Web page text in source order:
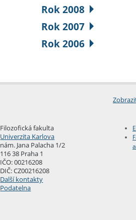
Rok 2008
Rok 2007
Rok 2006
Filozofická fakulta
Univerzita Karlova
nám. Jana Palacha 1/2
116 38 Praha 1
IČO: 00216208
DIČ: CZ00216208
Další kontakty
Podatelna